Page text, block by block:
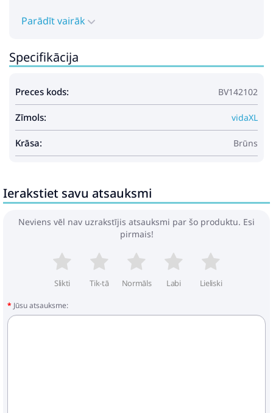
Parādīt vairāk
Specifikācija
Preces kods: BV142102
Zīmols: vidaXL
Krāsa: Brūns
Ierakstiet savu atsauksmi
Neviens vēl nav uzrakstījis atsauksmi par šo produktu. Esi
pirmais!
Slikti Tik-tā Normāls Labi Lieliski
Jūsu atsauksme: